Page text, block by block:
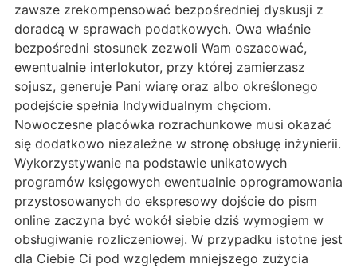
zawsze zrekompensować bezpośredniej dyskusji z
doradcą w sprawach podatkowych. Owa właśnie
bezpośredni stosunek zezwoli Wam oszacować,
ewentualnie interlokutor, przy której zamierzasz
sojusz, generuje Pani wiarę oraz albo określonego
podejście spełnia Indywidualnym chęciom.
Nowoczesne placówka rozrachunkowe musi okazać
się dodatkowo niezależne w stronę obsługę inżynierii.
Wykorzystywanie na podstawie unikatowych
programów księgowych ewentualnie oprogramowania
przystosowanych do ekspresowy dojście do pism
online zaczyna być wokół siebie dziś wymogiem w
obsługiwanie rozliczeniowej. W przypadku istotne jest
dla Ciebie Ci pod względem mniejszego zużycia